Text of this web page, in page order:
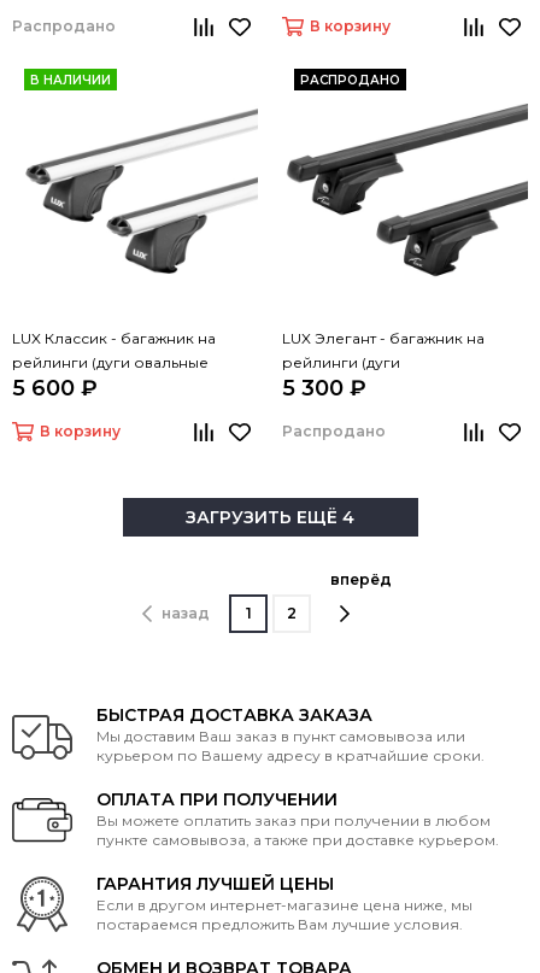
Распродано В корзину
В НАЛИЧИИ
LUX Классик - багажник на
рейлинги (дуги овальные
серые, 1,3м)
5 600 ₽
В корзину
РАСПРОДАНО
LUX Элегант - багажник на
рейлинги (дуги
прямоугольные черные, 1,3м)
5 300 ₽
Распродано
ЗАГРУЗИТЬ ЕЩЁ 4
назад 1 2
вперёд
БЫСТРАЯ ДОСТАВКА ЗАКАЗА
Мы доставим Ваш заказ в пункт самовывоза или
курьером по Вашему адресу в кратчайшие сроки.
ОПЛАТА ПРИ ПОЛУЧЕНИИ
Вы можете оплатить заказ при получении в любом
пункте самовывоза, а также при доставке курьером.
ГАРАНТИЯ ЛУЧШЕЙ ЦЕНЫ
Если в другом интернет-магазине цена ниже, мы
постараемся предложить Вам лучшие условия.
ОБМЕН И ВОЗВРАТ ТОВАРА